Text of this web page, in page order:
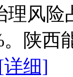
理风险
陕西
详细]